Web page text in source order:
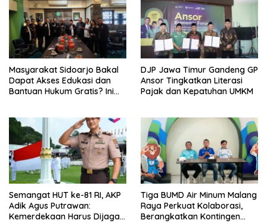
Masyarakat Sidoarjo Bakal
Dapat Akses Edukasi dan
Bantuan Hukum Gratis? Ini
DJP Jawa Timur Gandeng GP
Ansor Tingkatkan Literasi
Pajak dan Kepatuhan UMKM
Semangat HUT ke-81 RI, AKP
Adik Agus Putrawan:
Kemerdekaan Harus Dijaga
Tiga BUMD Air Minum Malang
Raya Perkuat Kolaborasi,
Berangkatkan Kontingen